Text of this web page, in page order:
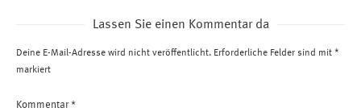
Lassen Sie einen Kommentar da
Deine E-Mail-Adresse wird nicht veröffentlicht. Erforderliche Felder sind mit *
markiert
Kommentar*